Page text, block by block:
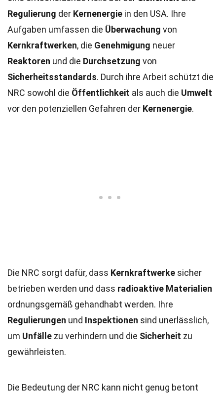
Regulierung der Kernenergie in den USA. Ihre
Aufgaben umfassen die Überwachung von
Kernkraftwerken, die Genehmigung neuer
Reaktoren und die Durchsetzung von
Sicherheitsstandards. Durch ihre Arbeit schützt die
NRC sowohl die Öffentlichkeit als auch die Umwelt
vor den potenziellen Gefahren der Kernenergie.
Die NRC sorgt dafür, dass Kernkraftwerke sicher
betrieben werden und dass radioaktive Materialien
ordnungsgemäß gehandhabt werden. Ihre
Regulierungen und Inspektionen sind unerlässlich,
um Unfälle zu verhindern und die Sicherheit zu
gewährleisten.
Die Bedeutung der NRC kann nicht genug betont